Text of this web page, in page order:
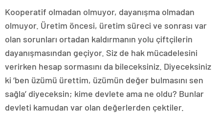
Kooperatif olmadan olmuyor, dayanışma olmadan
olmuyor. Üretim öncesi, üretim süreci ve sonrası var
olan sorunları ortadan kaldırmanın yolu çiftçilerin
dayanışmasından geçiyor. Siz de hak mücadelesini
verirken hesap sormasını da bileceksiniz. Diyeceksiniz
ki ‘ben üzümü ürettim, üzümün değer bulmasını sen
sağla’ diyeceksin; kime devlete ama ne oldu? Bunlar
devleti kamudan var olan değerlerden çektiler.